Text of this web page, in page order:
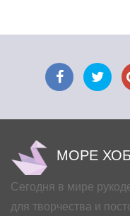
МОРЕ
Сегодня в мире
для творчества и